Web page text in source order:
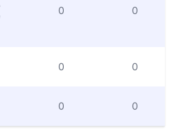
0 0
0 0
0 0